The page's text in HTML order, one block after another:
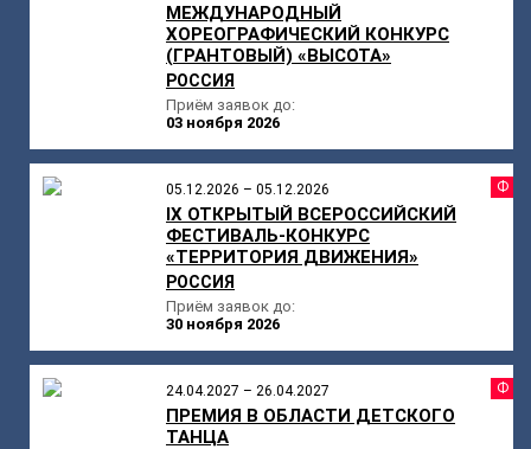
МЕЖДУНАРОДНЫЙ
ХОРЕОГРАФИЧЕСКИЙ КОНКУРС
(ГРАНТОВЫЙ) «ВЫСОТА»
РОССИЯ
Приём заявок до:
03 ноября 2026
05.12.2026 – 05.12.2026
IX ОТКРЫТЫЙ ВСЕРОССИЙСКИЙ
ФЕСТИВАЛЬ-КОНКУРС
«ТЕРРИТОРИЯ ДВИЖЕНИЯ»
РОССИЯ
Приём заявок до:
30 ноября 2026
24.04.2027 – 26.04.2027
ПРЕМИЯ В ОБЛАСТИ ДЕТСКОГО
ТАНЦА